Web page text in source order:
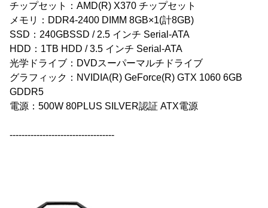
チップセット：AMD(R) X370 チップセット
メモリ：DDR4-2400 DIMM 8GB×1(計8GB)
SSD：240GBSSD / 2.5 インチ Serial-ATA
HDD：1TB HDD / 3.5 インチ Serial-ATA
光学ドライブ：DVDスーパーマルチドライブ
グラフィック：NVIDIA(R) GeForce(R) GTX 1060 6GB
GDDR5
電源：500W 80PLUS SILVER認証 ATX電源
-----------------------------------